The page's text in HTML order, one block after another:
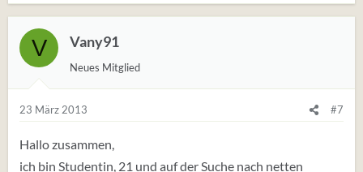
V Vany91
Neues Mitglied
23 März 2013 #7
Hallo zusammen,
ich bin Studentin, 21 und auf der Suche nach netten